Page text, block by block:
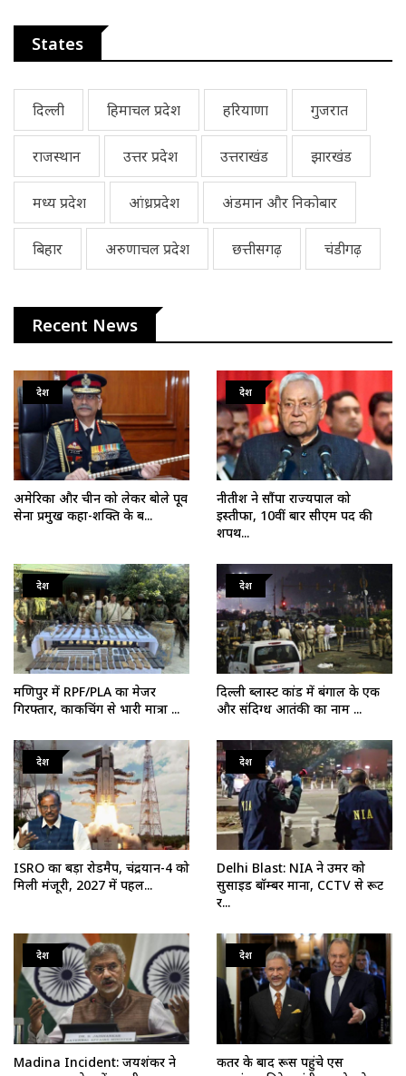
States
दिल्ली हिमाचल प्रदेश हरियाणा गुजरात
राजस्थान उत्तर प्रदेश उत्तराखंड झारखंड
मध्य प्रदेश आंध्रप्रदेश अंडमान और निकोबार
बिहार अरुणाचल प्रदेश छत्तीसगढ़ चंडीगढ़
Recent News
देश
अमेरिका और चीन को लेकर बोले पूर्व
सेना प्रमुख कहा-शक्ति के ब...
देश
नीतीश ने सौंपा राज्यपाल को
इस्तीफा, 10वीं बार सीएम पद की
शपथ...
देश
मणिपुर में RPF/PLA का मेजर
गिरफ्तार, काकचिंग से भारी मात्रा ...
देश
दिल्ली ब्लास्ट कांड में बंगाल के एक
और संदिग्ध आतंकी का नाम ...
देश
ISRO का बड़ा रोडमैप, चंद्रयान-4 को
मिली मंजूरी, 2027 में पहल...
देश
Delhi Blast: NIA ने उमर को
सुसाइड बॉम्बर माना, CCTV से रूट
र...
देश
Madina Incident: जयशंकर ने
देश
कतर के बाद रूस पहुंचे एस